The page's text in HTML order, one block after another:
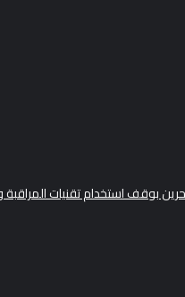
بوقف استخدام تقنيات